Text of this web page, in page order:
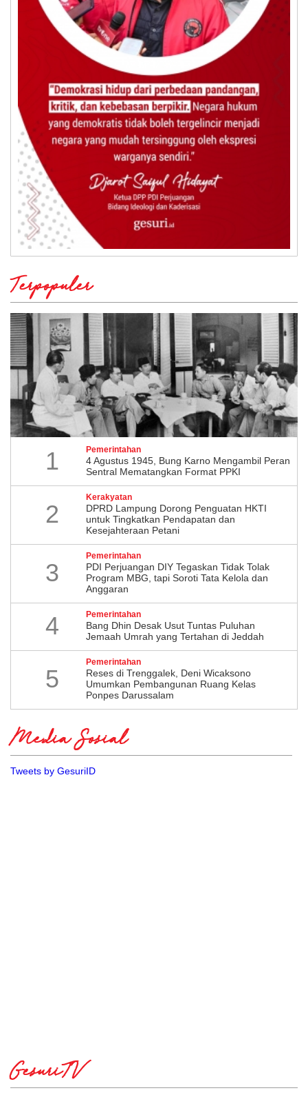
Terpopuler
1 Pemerintahan
4 Agustus 1945, Bung Karno Mengambil Peran
Sentral Mematangkan Format PPKI
2
Kerakyatan
DPRD Lampung Dorong Penguatan HKTI
untuk Tingkatkan Pendapatan dan
Kesejahteraan Petani
3
Pemerintahan
PDI Perjuangan DIY Tegaskan Tidak Tolak
Program MBG, tapi Soroti Tata Kelola dan
Anggaran
4 Pemerintahan
Bang Dhin Desak Usut Tuntas Puluhan
Jemaah Umrah yang Tertahan di Jeddah
5
Pemerintahan
​Reses di Trenggalek, Deni Wicaksono
Umumkan Pembangunan Ruang Kelas
Ponpes Darussalam
Media Sosial
Tweets by GesuriID
GesuriTV